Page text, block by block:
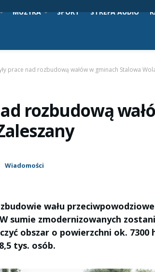
MUZYKA SPORT STREFA AUDIO
prace nad rozbudową wałów w gminach Stalowa
rozbudową
Wiadomości
wału
sumie zmodernizowanych
obszar o powierzchni ok. 7300
tys. osób.